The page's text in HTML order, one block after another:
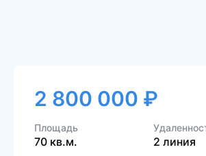
2 800 000 ₽
Площадь
70 кв.м. 2 линия